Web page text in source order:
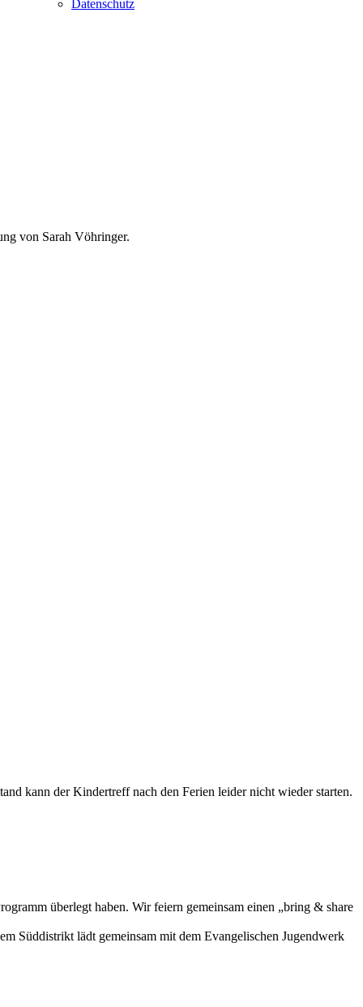
Datenschutz
von Sarah Vöhringer.
kann der Kindertreff nach den Ferien leider nicht wieder starten.
überlegt haben. Wir feiern gemeinsam einen „bring & share
Süddistrikt lädt gemeinsam mit dem Evangelischen Jugendwerk